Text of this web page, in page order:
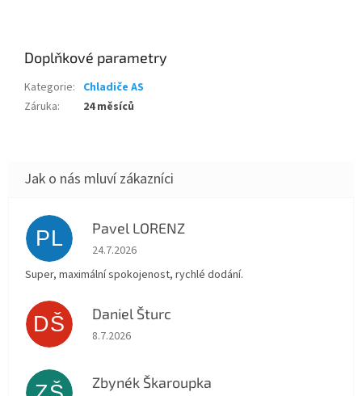
Doplňkové parametry
Kategorie: Chladiče AS
Záruka: 24 měsíců
PL Pavel LORENZ
Hodnocení obchodu je 5 z 5 hvězdiček.
24.7.2026
Super, maximální spokojenost, rychlé dodání.
DŠ Daniel Šturc
Hodnocení obchodu je 5 z 5 hvězdiček.
8.7.2026
Zbynék Škaroupka